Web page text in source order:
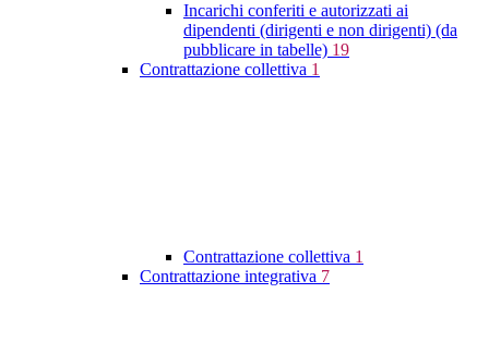
Incarichi conferiti e autorizzati ai
dipendenti (dirigenti e non dirigenti) (da
pubblicare in tabelle) 19
Contrattazione collettiva 1
Contrattazione collettiva 1
Contrattazione integrativa 7